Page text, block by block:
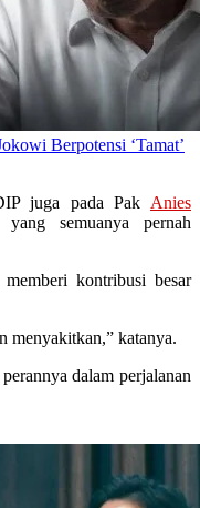
Berpotensi ‘Tamat’
juga pada Pak Anies
semuanya pernah
kontribusi besar
menyakitkan,” katanya.
dalam perjalanan